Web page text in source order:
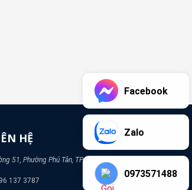
HỆ
51, Phường Phú Tân, TP Bình Dương
137 3787
Facebook
Zalo
0973571488